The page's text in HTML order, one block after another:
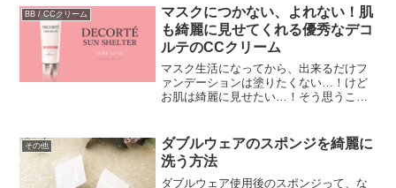
ポンプを取り付ける方法もあります。付
け替えポンプって使いやす...
BB / CCクリーム
マスクにつかない、よれない！肌
も綺麗に見せてくれる優秀なデコ
ルテのCCクリーム
マスク生活になってから、出来るだけフ
ァンデーションは塗りたくない…！けど
お肌は綺麗に見せたい…！そう思うこと
を根本的に見直すことになってしまった
人って多いと思います。「...
その他
ダブルウェアのスポンジを綺麗に
洗う方法
ダブルウェア使用後のスポンジって、な